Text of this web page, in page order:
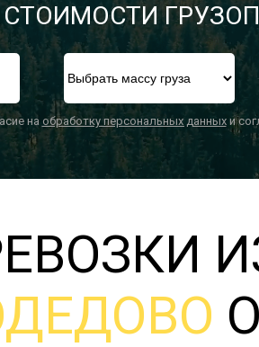
на обработку персональных данныхи